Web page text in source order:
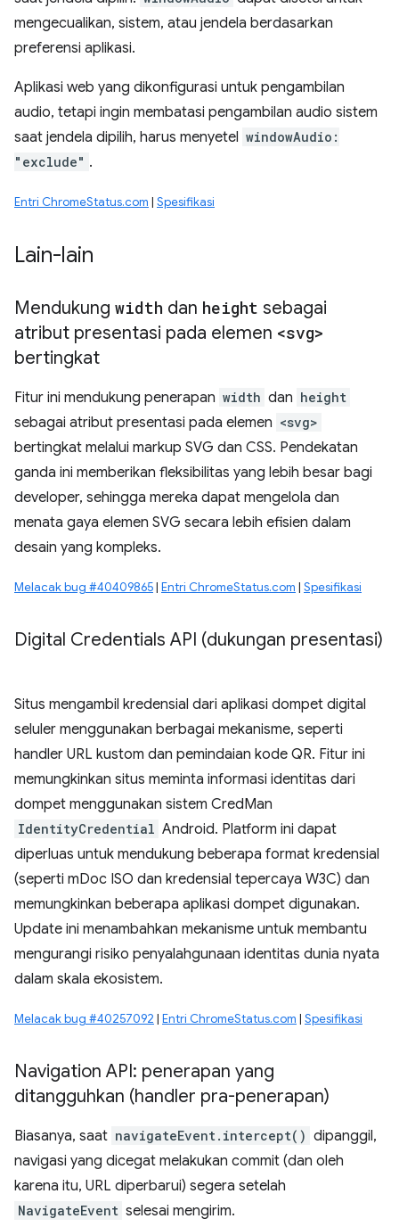
mengecualikan, sistem, atau jendela berdasarkan
preferensi aplikasi.
Aplikasi web yang dikonfigurasi untuk pengambilan
audio, tetapi ingin membatasi pengambilan audio sistem
saat jendela dipilih, harus menyetel windowAudio:
"exclude" .
Entri ChromeStatus.com | Spesifikasi
Lain-lain
Mendukung width dan height sebagai
atribut presentasi pada elemen <svg>
bertingkat
Fitur ini mendukung penerapan width dan height
sebagai atribut presentasi pada elemen <svg>
bertingkat melalui markup SVG dan CSS. Pendekatan
ganda ini memberikan fleksibilitas yang lebih besar bagi
developer, sehingga mereka dapat mengelola dan
menata gaya elemen SVG secara lebih efisien dalam
desain yang kompleks.
Melacak bug #40409865| Entri ChromeStatus.com | Spesifikasi
Digital Credentials API (dukungan presentasi)
Situs mengambil kredensial dari aplikasi dompet digital
seluler menggunakan berbagai mekanisme, seperti
handler URL kustom dan pemindaian kode QR. Fitur ini
memungkinkan situs meminta informasi identitas dari
dompet menggunakan sistem CredMan
IdentityCredential Android. Platform ini dapat
diperluas untuk mendukung beberapa format kredensial
(seperti mDoc ISO dan kredensial tepercaya W3C) dan
memungkinkan beberapa aplikasi dompet digunakan.
Update ini menambahkan mekanisme untuk membantu
mengurangi risiko penyalahgunaan identitas dunia nyata
dalam skala ekosistem.
Melacak bug #40257092 | Entri ChromeStatus.com | Spesifikasi
Navigation API: penerapan yang
ditangguhkan (handler pra-penerapan)
Biasanya, saat navigateEvent.intercept() dipanggil,
navigasi yang dicegat melakukan commit (dan oleh
karena itu, URL diperbarui) segera setelah
NavigateEvent selesai mengirim.